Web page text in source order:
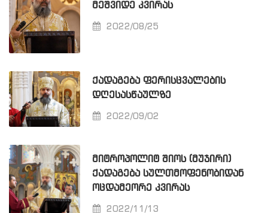
ᲛᲔᲨᲕᲘᲓᲔ ᲙᲕᲘᲠᲐᲡ
2022/08/25
ᲥᲐᲓᲐᲒᲔᲑᲐ ᲤᲔᲠᲘᲡᲪᲕᲐᲚᲔᲑᲘᲡ
ᲓᲦᲔᲡᲐᲡᲬᲐᲣᲚᲖᲔ
2022/09/02
ᲛᲘᲢᲠᲝᲞᲝᲚᲘᲢ ᲨᲘᲝᲡ (ᲛᲣᲯᲘᲠᲘ)
ᲥᲐᲓᲐᲒᲔᲑᲐ ᲡᲣᲚᲗᲛᲝᲤᲔᲜᲝᲑᲘᲓᲐᲜ
ᲝᲪᲓᲐᲛᲔᲝᲠᲔ ᲙᲕᲘᲠᲐᲡ
2022/11/13